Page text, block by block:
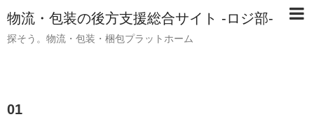
物流・包装の後方支援総合サイト -ロジ部-
探そう。物流・包装・梱包プラットホーム
01